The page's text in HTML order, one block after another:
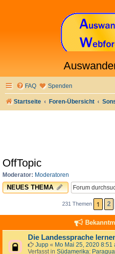
FAQ Spenden
Startseite Foren-Übersicht
OffTopic
Moderator: Moderatoren
NEUES THEMA
231 Themen 1 2
Die Landessprache
Jupp « Mo Mai 25, 2020 8:51
Verfasst in Südamerika: